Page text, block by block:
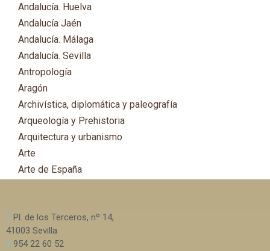
Andalucía. Huelva
Andalucía Jaén
Andalucía. Málaga
Andalucía. Sevilla
Antropología
Aragón
Archivística, diplomática y paleografía
Arqueología y Prehistoria
Arquitectura y urbanismo
Arte
Arte de España
Asturias
Automovilismo, ciclismo y Motociclismo
Pl. de los Terceros, nº 14,
41003 Sevilla
954 22 60 52